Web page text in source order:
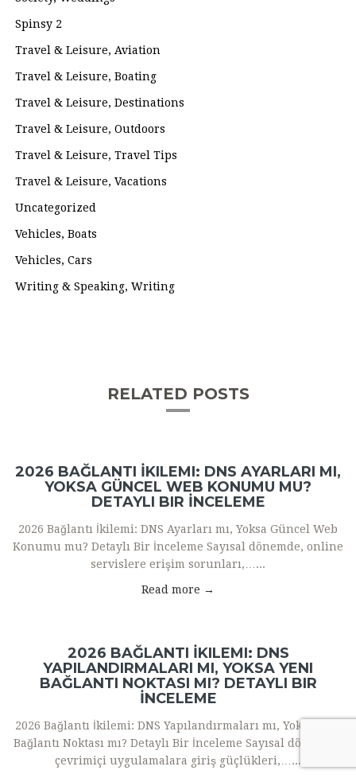
Spinsy 2
Travel & Leisure, Aviation
Travel & Leisure, Boating
Travel & Leisure, Destinations
Travel & Leisure, Outdoors
Travel & Leisure, Travel Tips
Travel & Leisure, Vacations
Uncategorized
Vehicles, Boats
Vehicles, Cars
Writing & Speaking, Writing
RELATED POSTS
2026 BAĞLANTI İKILEMI: DNS AYARLARI MI,
YOKSA GÜNCEL WEB KONUMU MU?
DETAYLI BIR İNCELEME
2026 Bağlantı İkilemi: DNS Ayarları mı, Yoksa Güncel Web
Konumu mu? Detaylı Bir İnceleme Sayısal dönemde, online
servislere erişim sorunları,…...
Read more →
2026 BAĞLANTI İKILEMI: DNS
YAPILANDIRMALARI MI, YOKSA YENI
BAĞLANTI NOKTASI MI? DETAYLI BIR
İNCELEME
2026 Bağlantı İkilemi: DNS Yapılandırmaları mı, Yoksa Yeni
Bağlantı Noktası mı? Detaylı Bir İnceleme Sayısal dönemde,
çevrimiçi uygulamalara giriş güçlükleri,…...